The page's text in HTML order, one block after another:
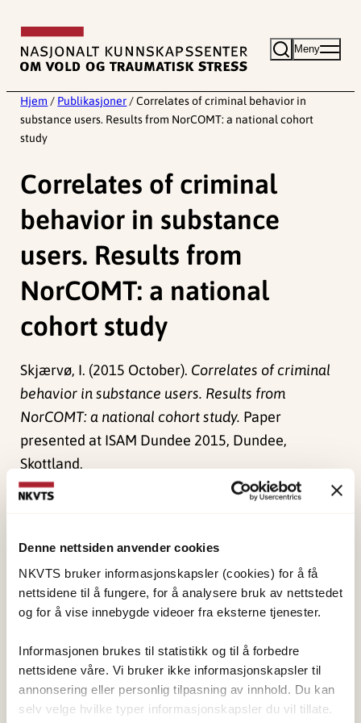
Denne nettsiden anvender cookies
NKVTS bruker informasjonskapsler (cookies) for å få
nettsidene til å fungere, for å analysere bruk av nettstedet
og for å vise innebygde videoer fra eksterne tjenester.
Informasjonen brukes til statistikk og til å forbedre
nettsidene våre. Vi bruker ikke informasjonskapsler til
annonsering eller personlig tilpasning av innhold. Du kan
selv velge hvilke typer informasjonskapsler du vil tillate.
innhold
Meny
Hjem / Publikasjoner / Correlates of criminal behavior in
substance users. Results from NorCOMT: a national cohort
study
Correlates of criminal
behavior in substance
users. Results from
NorCOMT: a national
cohort study
Skjærvø, I. (2015 October). Correlates of criminal
behavior in substance users. Results from
NorCOMT: a national cohort study. Paper
presented at ISAM Dundee 2015, Dundee,
Skottland.
NKVTS utvikler og sprer kunnskap og kompetanse
om vold og traumatisk stress. Formålet er å bidra
til å forebygge og redusere de helsemessige og